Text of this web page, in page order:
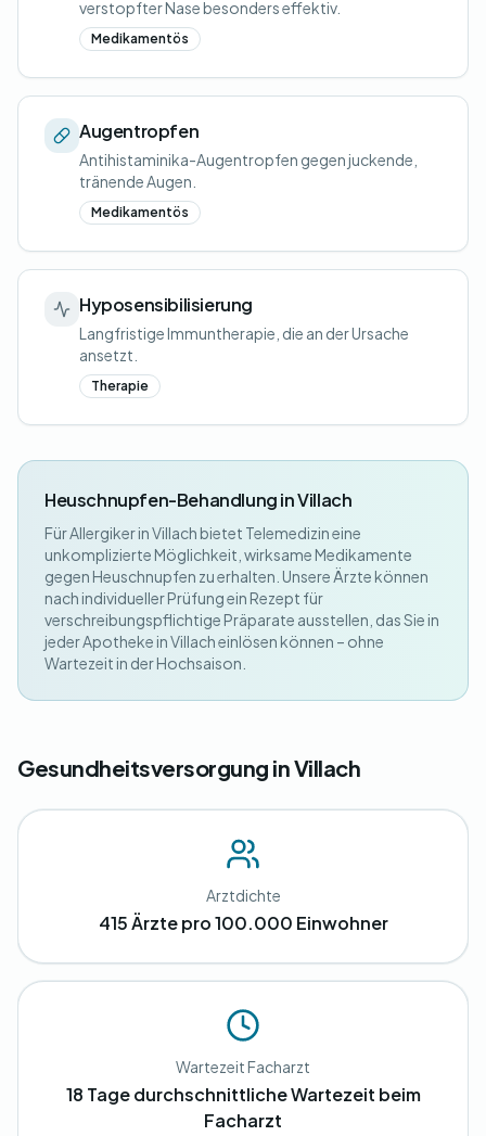
verstopfter Nase besonders effektiv.
Medikamentös
Augentropfen
Antihistaminika-Augentropfen gegen juckende,
tränende Augen.
Medikamentös
Hyposensibilisierung
Langfristige Immuntherapie, die an der Ursache
ansetzt.
Therapie
Heuschnupfen-Behandlung in Villach
Für Allergiker in Villach bietet Telemedizin eine
unkomplizierte Möglichkeit, wirksame Medikamente
gegen Heuschnupfen zu erhalten. Unsere Ärzte können
nach individueller Prüfung ein Rezept für
verschreibungspflichtige Präparate ausstellen, das Sie in
jeder Apotheke in Villach einlösen können – ohne
Wartezeit in der Hochsaison.
Gesundheitsversorgung in Villach
Arztdichte
415 Ärzte pro 100.000 Einwohner
Wartezeit Facharzt
18 Tage durchschnittliche Wartezeit beim
Facharzt